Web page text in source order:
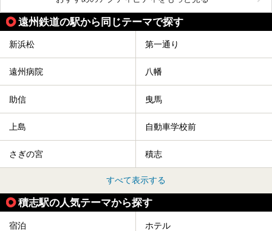
遠州鉄道の駅から同じテーマで探す
新浜松 第一通り
遠州病院 八幡
助信 曳馬
上島 自動車学校前
さぎの宮 積志
すべて表示する
積志駅の人気テーマから探す
宿泊 ホテル